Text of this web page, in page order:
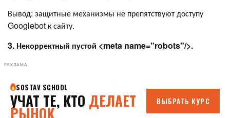
Вывод: защитные механизмы не препятствуют доступу
Googlebot к сайту.
3. Некорректный пустой <meta name="robots"/>.
РЕКЛАМА